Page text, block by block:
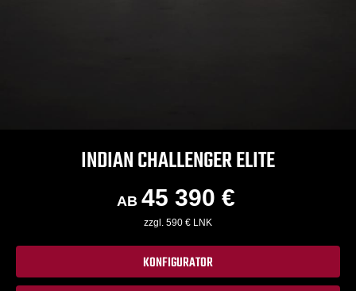
INDIAN CHALLENGER ELITE
AB 45 390 €
zzgl. 590 € LNK
KONFIGURATOR